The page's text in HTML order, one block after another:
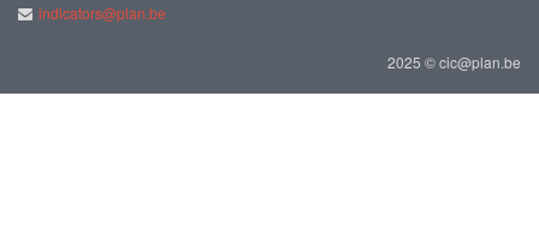
indicators@plan.be
2025 © cic@plan.be